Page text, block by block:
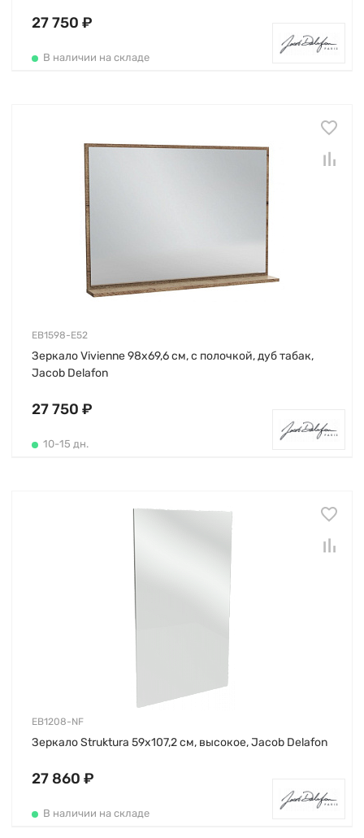
27 750 ₽
В наличии на складе
EB1598-E52
Зеркало Vivienne 98х69,6 см, с полочкой, дуб табак,
Jacob Delafon
27 750 ₽
10-15 дн.
EB1208-NF
Зеркало Struktura 59х107,2 см, высокое, Jacob Delafon
27 860 ₽
В наличии на складе